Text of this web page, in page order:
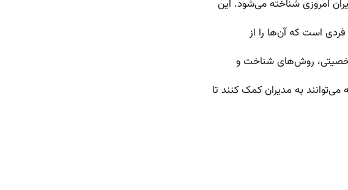
است که آن‌ها را از
روش‌های شناخت و